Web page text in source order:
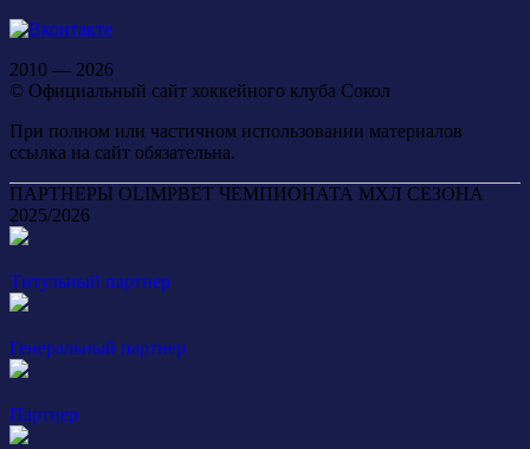
2010 — 2026
© Официальный сайт хоккейного клуба Сокол
При полном или частичном использовании материалов
ссылка на сайт обязательна.
ПАРТНЕРЫ OLIMPBET ЧЕМПИОНАТА МХЛ СЕЗОНА
2025/2026
Титульный партнер
Генеральный партнер
Партнер